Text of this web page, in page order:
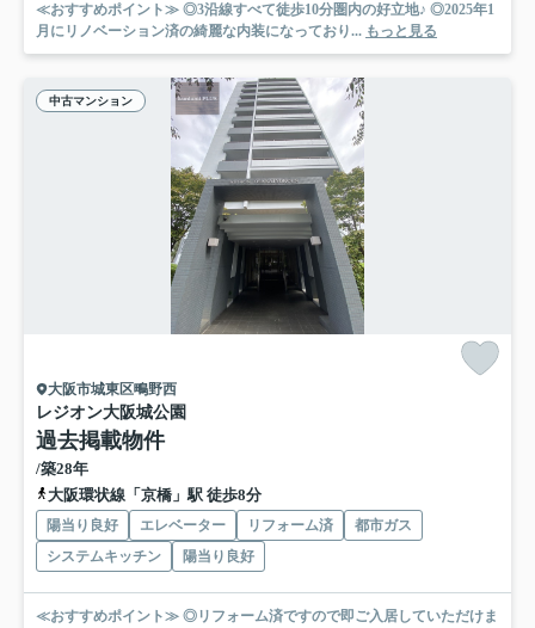
≪おすすめポイント≫ ◎3沿線すべて徒歩10分圏内の好立地♪ ◎2025年1
月にリノベーション済の綺麗な内装になっており... もっと見る
中古マンション
大阪市城東区鴫野西
レジオン大阪城公園
過去掲載物件
/築28年
大阪環状線「京橋」駅 徒歩8分
陽当り良好 エレベーター リフォーム済
都市ガス
システムキッチン
陽当り良好
≪おすすめポイント≫ ◎リフォーム済ですので即ご入居していただけま